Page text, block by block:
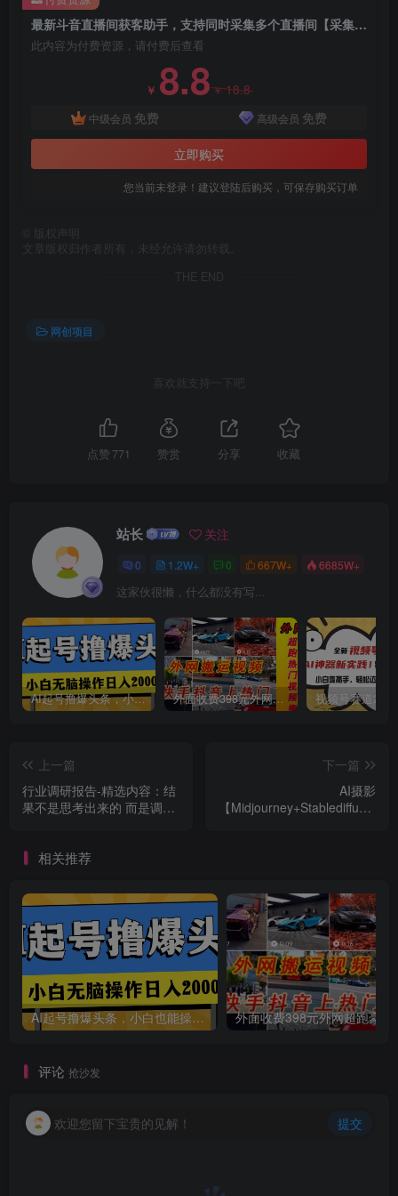
最新斗音直播间获客助手，支持同时采集多个直播间【采集脚本+使用教程】
此内容为付费资源，请付费后查看
￥ 8.8￥18.8
中级会员 免费 高级会员 免费
立即购买
您当前未登录！建议登陆后购买，可保存购买订单
版权声明
文章版权归作者所有，未经允许请勿转载。
THE END
网创项目
喜欢就支持一下吧
点赞 771 赞赏 分享 收藏
站长 关注
0 1.2W+ 0 667W+ 6685W+
这家伙很懒，什么都没有写...
AI起号撸爆头条，小白也能操作，日入2000+ 外面收费398元外网超跑豪车汽车视频搬运至快手抖音上热门项目
上一篇
行业调研报告-精选内容：结
果不是思考出来的 而是调研
下一篇
AI摄影
【Midjourney+Stablediffusion】
相关推荐
AI起号撸爆头条，小白也能操作，日入2000+
评论 抢沙发
欢迎您留下宝贵的见解！ 提交